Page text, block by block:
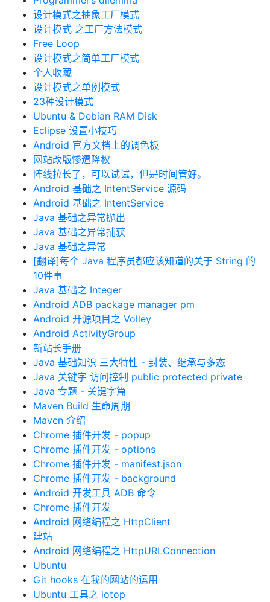
设计模式之抽象工厂模式
设计模式 之工厂方法模式
Free Loop
设计模式之简单工厂模式
个人收藏
设计模式之单例模式
23种设计模式
Ubuntu & Debian RAM Disk
Eclipse 设置小技巧
Android 官方文档上的调色板
网站改版惨遭降权
阵线拉长了，可以试试，但是时间管好。
Android 基础之 IntentService 源码
Android 基础之 IntentService
Java 基础之异常抛出
Java 基础之异常捕获
Java 基础之异常
[翻译]每个 Java 程序员都应该知道的关于 String 的
10件事
Java 基础之 Integer
Android ADB package manager pm
Android 开源项目之 Volley
Android ActivityGroup
新站长手册
Java 基础知识 三大特性 - 封装、继承与多态
Java 关键字 访问控制 public protected private
Java 专题 - 关键字篇
Maven Build 生命周期
Maven 介绍
Chrome 插件开发 - popup
Chrome 插件开发 - options
Chrome 插件开发 - manifest.json
Chrome 插件开发 - background
Android 开发工具 ADB 命令
Chrome 插件开发
Android 网络编程之 HttpClient
建站
Android 网络编程之 HttpURLConnection
Ubuntu
Git hooks 在我的网站的运用
Ubuntu 工具之 iotop